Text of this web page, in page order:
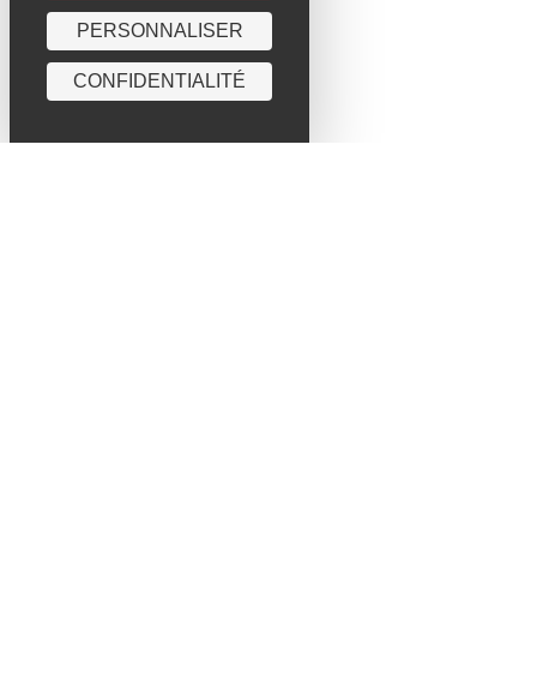
PERSONNALISER
CONFIDENTIALITÉ
Accueil
Nous connaître
Nos solutions
Actualités